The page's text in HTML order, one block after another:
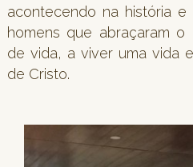
acontecendo na história e
homens que abraçaram o
de vida, a viver uma vida
de Cristo.